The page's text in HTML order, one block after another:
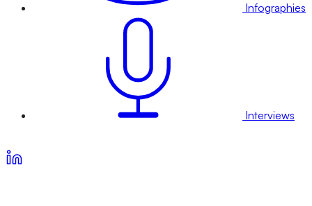
Infographies
Interviews